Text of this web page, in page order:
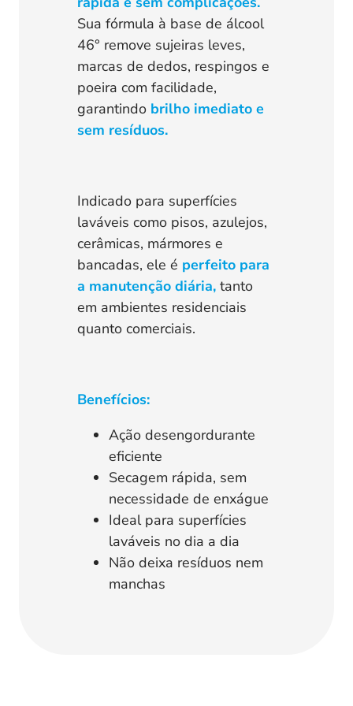
Sua fórmula à base de álcool
46° remove sujeiras leves,
marcas de dedos, respingos e
poeira com facilidade,
garantindo brilho imediato e
sem resíduos.
Indicado para superfícies
laváveis como pisos, azulejos,
cerâmicas, mármores e
bancadas, ele é perfeito para
a manutenção diária, tanto
em ambientes residenciais
quanto comerciais.
Benefícios:
Ação desengordurante
eficiente
Secagem rápida, sem
necessidade de enxágue
Ideal para superfícies
laváveis no dia a dia
Não deixa resíduos nem
manchas